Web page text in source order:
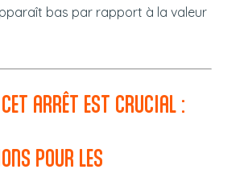
bas par rapport à la valeur
ARRÊT EST CRUCIAL :
POUR LES